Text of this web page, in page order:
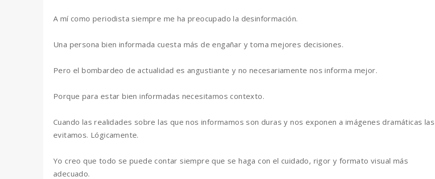
A mí como periodista siempre me ha preocupado la desinformación.
Una persona bien informada cuesta más de engañar y toma mejores decisiones.
Pero el bombardeo de actualidad es angustiante y no necesariamente nos informa mejor.
Porque para estar bien informadas necesitamos contexto.
Cuando las realidades sobre las que nos informamos son duras y nos exponen a imágenes dramáticas las
evitamos. Lógicamente.
Yo creo que todo se puede contar siempre que se haga con el cuidado, rigor y formato visual más
adecuado.